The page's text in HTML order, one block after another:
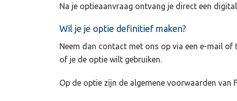
Na je optieaanvraag ontvang je direct een
Wil je je optie definitief maken?
Neem dan contact met ons op via een e-mail
of je de optie wilt gebruiken.
Op de optie zijn de algemene voorwaarden van